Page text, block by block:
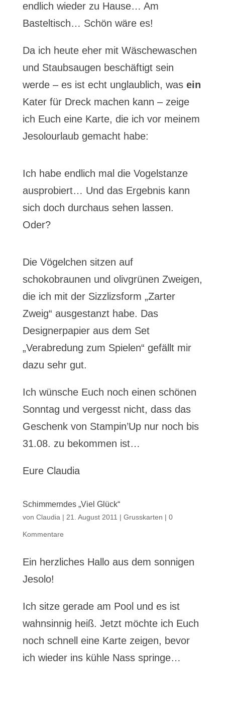
endlich wieder zu Hause… Am
Basteltisch… Schön wäre es!
Da ich heute eher mit Wäschewaschen
und Staubsaugen beschäftigt sein
werde – es ist echt unglaublich, was ein
Kater für Dreck machen kann – zeige
ich Euch eine Karte, die ich vor meinem
Jesolourlaub gemacht habe:
Ich habe endlich mal die Vogelstanze
ausprobiert… Und das Ergebnis kann
sich doch durchaus sehen lassen.
Oder?
Die Vögelchen sitzen auf
schokobraunen und olivgrünen Zweigen,
die ich mit der Sizzlizsform „Zarter
Zweig“ ausgestanzt habe. Das
Designerpapier aus dem Set
„Verabredung zum Spielen“ gefällt mir
dazu sehr gut.
Ich wünsche Euch noch einen schönen
Sonntag und vergesst nicht, dass das
Geschenk von Stampin’Up nur noch bis
31.08. zu bekommen ist…
Eure Claudia
Schimmerndes „Viel Glück“
von Claudia | 21. August 2011 | Grusskarten | 0
Kommentare
Ein herzliches Hallo aus dem sonnigen
Jesolo!
Ich sitze gerade am Pool und es ist
wahnsinnig heiß. Jetzt möchte ich Euch
noch schnell eine Karte zeigen, bevor
ich wieder ins kühle Nass springe…